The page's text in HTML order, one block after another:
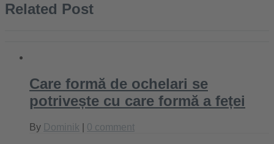
Related Post
Care formă de ochelari se
potrivește cu care formă a feței
By Dominik 0 comment